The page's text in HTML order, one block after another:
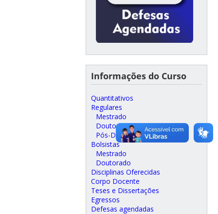
Informações do Curso
Quantitativos
Regulares
Mestrado
Doutorado
Pós-Doutorado
Bolsistas
Mestrado
Doutorado
Disciplinas Oferecidas
Corpo Docente
Teses e Dissertações
Egressos
Defesas agendadas